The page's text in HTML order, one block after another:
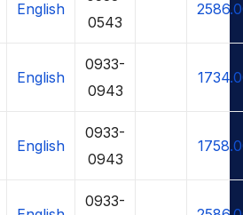
English
0543
English
0933-
0943
English
0933-
0943
0933-